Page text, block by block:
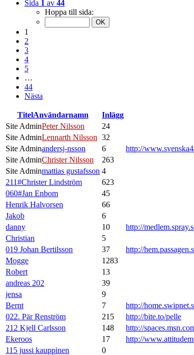
Sida 1 av 44
Hoppa till sida:
1
2
3
4
5
…
44
Nästa
TitelAnvändarnamn Inlägg
Site AdminPeter Nilsson 24
Site AdminLennarth Nilsson 32
Site Adminandersj-nsson 6 http://
Site AdminChrister Nilsson 263
Site Adminmattias gustafsson 4
211#Christer Lindström
623
060#Jan Enbom
45
Henrik Halvorsen
66
Jakob
6
danny
10 http://
Christian
5
019 Johan Bertilsson
37 http://
Mogge
1283
Robert
13
andreas 202
39
jensa
9
Bernt
7 http://
022. Pär Renström
215 http://bite.to/pelle
212 Kjell Carlsson
148 http://
Ekeroos
17 http://
115 jussi kauppinen
0